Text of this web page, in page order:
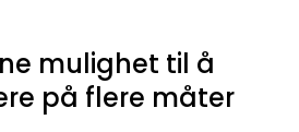
mulighet til å
på flere måter